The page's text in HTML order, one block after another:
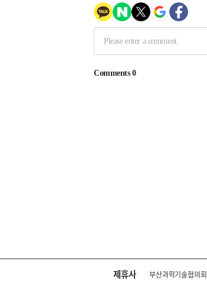
제휴사 부산과학기술협의회